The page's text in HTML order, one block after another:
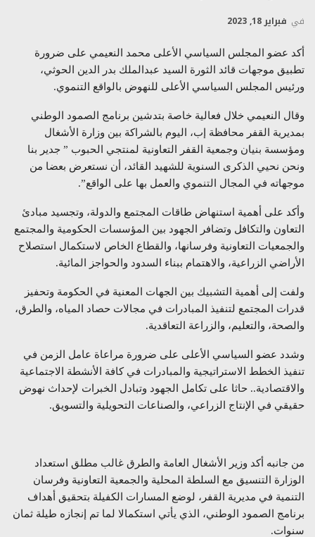
في فبراير 18, 2023
أكد عضو المجلس السياسي الأعلى محمد النعيمي على ضرورة
تطبيق موجهات قائد الثورة السيد عبدالملك بدر الدين الحوثي،
ورئيس المجلس السياسي الأعلى للنهوض بالواقع التنموي.
وقال النعيمي خلال فعالية خاصة بتدشين برنامج الصمود الوطني
بمديرية القفر محافظة إب، اليوم بالشراكة بين وزارة الأشغال
ومؤسسة بنيان وجمعية القفر التعاونية لمنتجي الحبوب ” جدير بنا
ونحن نحيي الذكرى السنوية للشهيد القائد، أن نستعرض بعضا من
موجهاته في المجال التنموي والعمل بها على الواقع”.
وأكد على أهمية استنهاض طاقات المجتمع والدولة، وتجسيد مبادئ
التعاون والتكافل وتضافر الجهود بين المؤسسات الحكومية والمجتمع
والجمعيات التعاونية وفرسانها، والقطاع الخاص لاستكمال استصلاح
الأراضي الزراعية، والاهتمام ببناء السدود والحواجز المائية.
ولفت إلى أهمية التشبيك بين الجهات المعنية في الحكومة وتحفيز
قدرات المجتمع لتنفيذ المبادرات في مجالات حصاد المياه، والطرق،
والصحة، والتعليم، والزراعة التعاقدية.
وشدد عضو السياسي الأعلى على ضرورة مراعاة عامل الزمن في
تنفيذ الخطط الاستراتيجية والمبادرات في كافة الأنشطة الاجتماعية
والاقتصادية.. حاثا على تكامل الجهود وتبادل الخبرات لإحداث نهوض
حقيقي في الإنتاج الزراعي، والصناعات التحويلية والتسويق.
من جانبه أكد وزير الأشغال العامة والطرق غالب مطلق استعداد
الوزارة التنسيق مع السلطة المحلية والجمعية التعاونية وفرسان
التنمية في مديرية القفر، لوضع المسارات الكفيلة بتحقيق أهداف
برنامج الصمود الوطني، الذي يأتي استكمالا لما تم إنجازه طيلة ثمان
سنوات.